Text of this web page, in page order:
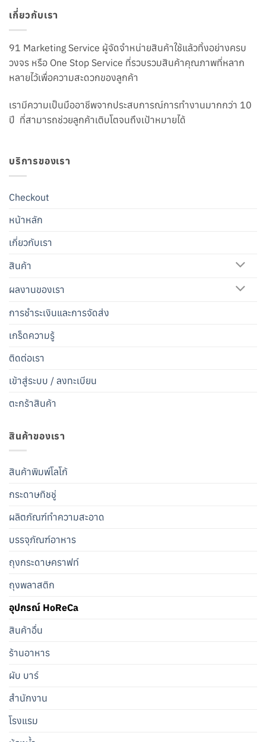
เกี่ยวกับเรา
91 Marketing Service ผู้จัดจำหน่ายสินค้าใช้แล้วทิ้งอย่างครบ
วงจร หรือ One Stop Service ที่รวบรวมสินค้าคุณภาพที่หลาก
หลายไว้เพื่อความสะดวกของลูกค้า
เรามีความเป็นมืออาชีพจากประสบการณ์การทำงานมากกว่า 10
ปี ที่สามารถช่วยลูกค้าเติบโตจนถึงเป้าหมายได้
บริการของเรา
Checkout
หน้าหลัก
เกี่ยวกับเรา
สินค้า
ผลงานของเรา
การชำระเงินและการจัดส่ง
เกร็ดความรู้
ติดต่อเรา
เข้าสู่ระบบ / ลงทะเบียน
ตะกร้าสินค้า
สินค้าของเรา
สินค้าพิมพ์โลโก้
กระดาษทิชชู่
ผลิตภัณฑ์ทำความสะอาด
บรรจุภัณฑ์อาหาร
ถุงกระดาษคราฟท์
ถุงพลาสติก
อุปกรณ์ HoReCa
สินค้าอื่น
ร้านอาหาร
ผับ บาร์
สำนักงาน
โรงแรม